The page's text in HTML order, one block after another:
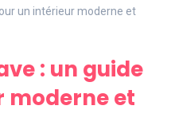
un intérieur moderne et
: un guide
moderne et